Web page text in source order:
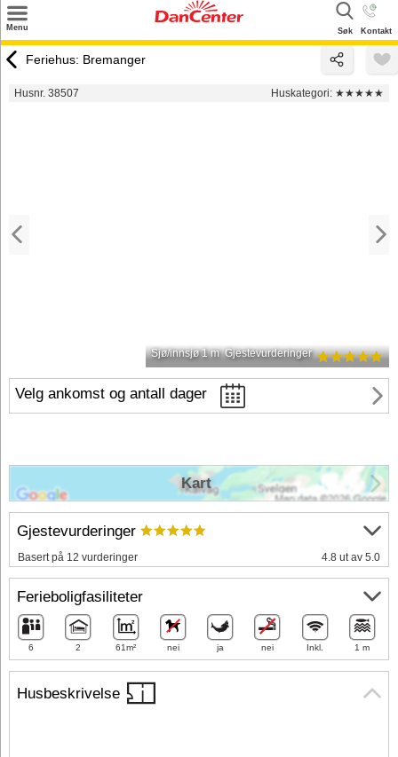
Menu Kontakt
Søk
Tilbud
Feriehus: Bremanger
Husnr. 38507 Huskategori: ★★★★★
Sjø/innsjø 1 m Gjestevurderinger
Velg ankomst og antall dager
Husbeskrivelse
Gjestevurderinger
Basert på 12 vurderinger 4.8 ut av 5.0
Ferieboligfasiliteter
6 2 61m² nei ja nei Inkl. 1 m
Kart